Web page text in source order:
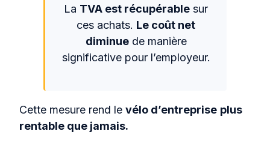
La TVA est récupérable sur
ces achats. Le coût net
diminuede manière
significative pour l’employeur.
Cette mesure rend le vélo d’entreprise plus
rentable que jamais.